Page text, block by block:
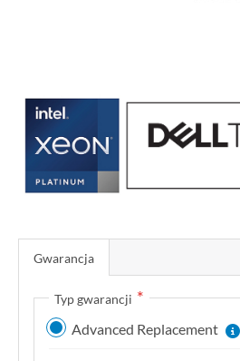
Gwarancja
Typ gwarancji
Advanced Replacement